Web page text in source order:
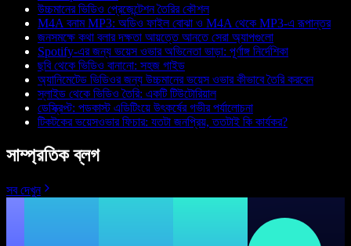
উচ্চমানের ভিডিও প্রেজেন্টেশন তৈরির কৌশল
M4A বনাম MP3: অডিও ফাইল বোঝা ও M4A থেকে MP3-এ রূপান্তর
জনসমক্ষে কথা বলার দক্ষতা আয়ত্তে আনতে সেরা অ্যাপগুলো
Spotify-এর জন্য ভয়েস ওভার অভিনেতা ভাড়া: পূর্ণাঙ্গ নির্দেশিকা
ছবি থেকে ভিডিও বানানো: সহজ গাইড
অ্যানিমেটেড ভিডিওর জন্য উচ্চমানের ভয়েস ওভার কীভাবে তৈরি করবেন
স্লাইড থেকে ভিডিও তৈরি: একটি টিউটোরিয়াল
ডেস্ক্রিপ্ট: পডকাস্ট এডিটিংয়ে উৎকর্ষের গভীর পর্যালোচনা
টিকটকের ভয়েসওভার ফিচার: যতটা জনপ্রিয়, ততটাই কি কার্যকর?
সাম্প্রতিক ব্লগ
সব দেখুন